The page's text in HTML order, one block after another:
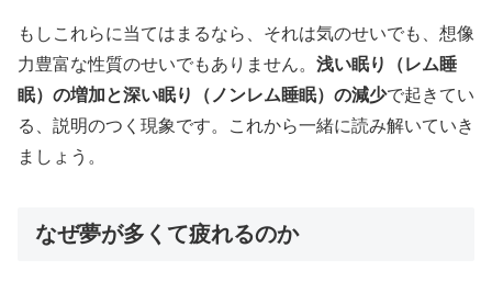
もしこれらに当てはまるなら、それは気のせいでも、想像
力豊富な性質のせいでもありません。 浅い眠り（レム睡
眠）の増加と深い眠り（ノンレム睡眠）の減少で起きてい
る、説明のつく現象です。これから一緒に読み解いていき
ましょう。
なぜ夢が多くて疲れるのか